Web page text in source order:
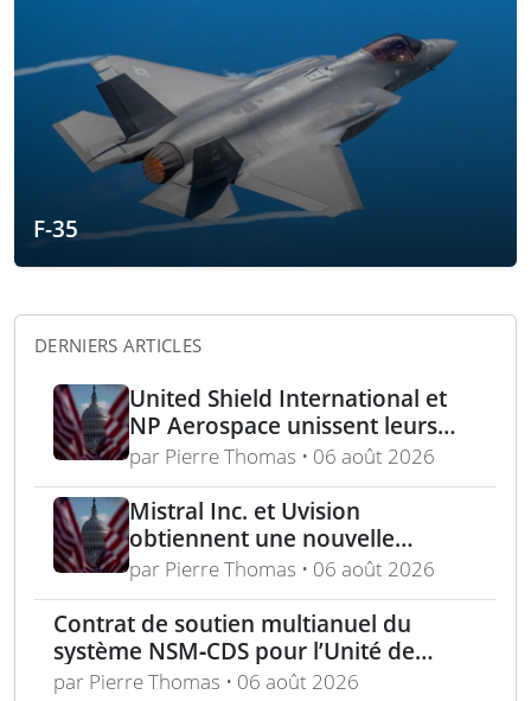
F-35
DERNIERS ARTICLES
United Shield International et
NP Aerospace unissent leurs
forces pour renforcer le soutien
aux équipes américaines de
déminage
par Pierre Thomas • 06 août 2026
Mistral Inc. et Uvision
obtiennent une nouvelle
commande pour le programme
US Army Lethal Unmanned
Systems
par Pierre Thomas • 06 août 2026
Contrat de soutien multianuel du
système NSM‑CDS pour l’Unité de
missiles navals polonaise
par Pierre Thomas • 06 août 2026